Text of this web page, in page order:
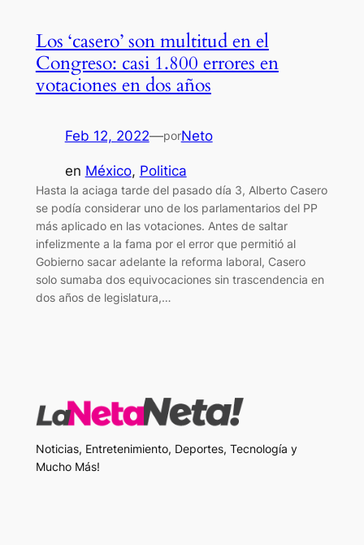
Los ‘casero’ son multitud en el
Congreso: casi 1.800 errores en
votaciones en dos años
Feb 12, 2022—porNeto
en México, Politica
Hasta la aciaga tarde del pasado día 3, Alberto Casero
se podía considerar uno de los parlamentarios del PP
más aplicado en las votaciones. Antes de saltar
infelizmente a la fama por el error que permitió al
Gobierno sacar adelante la reforma laboral, Casero
solo sumaba dos equivocaciones sin trascendencia en
dos años de legislatura,…
Noticias, Entretenimiento, Deportes, Tecnología y
Mucho Más!